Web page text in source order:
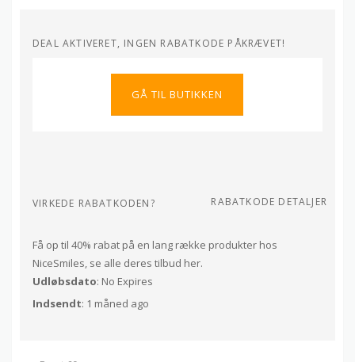
DEAL AKTIVERET, INGEN RABATKODE PÅKRÆVET!
GÅ TIL BUTIKKEN
VIRKEDE RABATKODEN? RABATKODE DETALJER
Få op til 40% rabat på en lang række produkter hos
NiceSmiles, se alle deres tilbud her.
Udløbsdato: No Expires
Indsendt: 1 måned ago